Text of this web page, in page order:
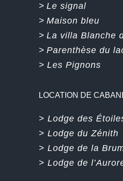
> Le signal
> Maison bleu
> La villa Blanche
> Parenthèse du
> Les Pignons
LOCATION DE
> Lodge des
> Lodge du Zénith
> Lodge de la
> Lodge de